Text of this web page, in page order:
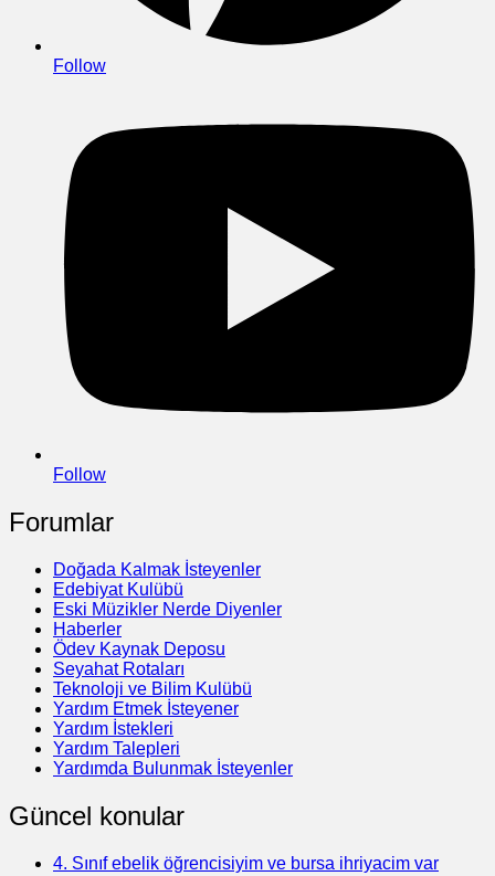
Follow
Follow
Forumlar
Doğada Kalmak İsteyenler
Edebiyat Kulübü
Eski Müzikler Nerde Diyenler
Haberler
Ödev Kaynak Deposu
Seyahat Rotaları
Teknoloji ve Bilim Kulübü
Yardım Etmek İsteyener
Yardım İstekleri
Yardım Talepleri
Yardımda Bulunmak İsteyenler
Güncel konular
4. Sınıf ebelik öğrencisiyim ve bursa ihriyacim var